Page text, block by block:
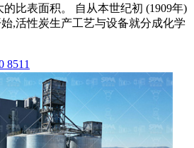
比表面积。 自从本世纪初 (1909年)
,活性炭生产工艺与设备就分成化学
8511